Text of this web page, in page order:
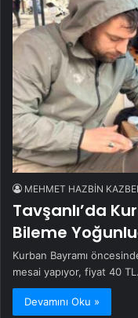
MEHMET HAZBİN
Tavşanlı’da
Bileme
Kurban Bayramı
mesai yapıyor, fiyat 40 TL.
Devamını Oku »